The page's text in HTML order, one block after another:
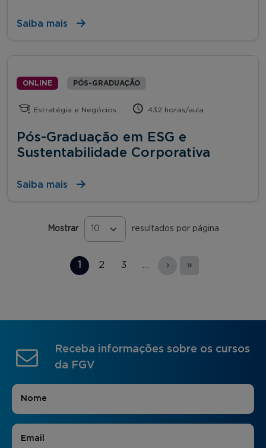
Saiba mais
ONLINE PÓS-GRADUAÇÃO
Estratégia e Negócios 432 horas/aula
Pós-Graduação em ESG e
Sustentabilidade Corporativa
Saiba mais
Mostrar resultados por página
1 2 3 › »
Receba informações sobre os cursos
da FGV
Nome
E-mail